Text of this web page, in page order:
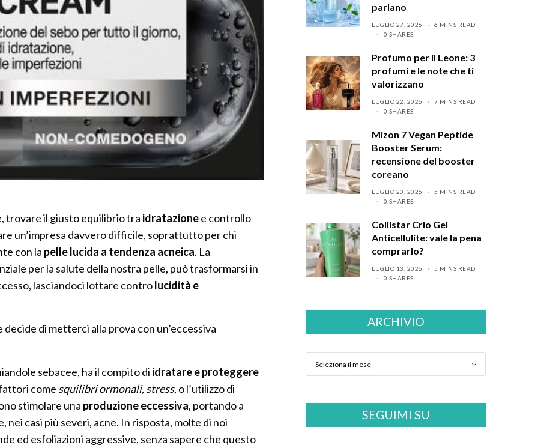
trovare il giusto equilibrio tra idratazionee controllo
un’impresa davvero difficile, soprattutto per chi
con la pelle lucida a tendenza acneica. La
per la salute della nostra pelle, può trasformarsi in
lasciandoci lottare controlucidità e
di metterci alla prova con un’eccessiva
sebacee, ha il compito di idratare e proteggere
come squilibri ormonali, stress, o l’utilizzo di
stimolare una produzione eccessiva, portando a
nei casi più severi, acne. In risposta, molte di noi
ed esfoliazioni aggressive, senza sapere che questo
parlano
LUGLIO 27, 2026
6 MINS READ
0 SHARES
Profumo per il Leone: 3
profumi e le note che ti
valorizzano
LUGLIO 22, 2026
7 MINS READ
0 SHARES
Mizon 7 Vegan Peptide
Booster Serum:
recensione del booster
coreano
LUGLIO 20, 2026
5 MINS READ
0 SHARES
Collistar Crio Gel
Anticellulite: vale la pena
comprarlo?
LUGLIO 13, 2026
5 MINS READ
0 SHARES
ARCHIVIO
SEGUIMI SU